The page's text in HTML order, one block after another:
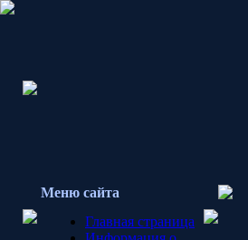
Меню сайта
Главная страница